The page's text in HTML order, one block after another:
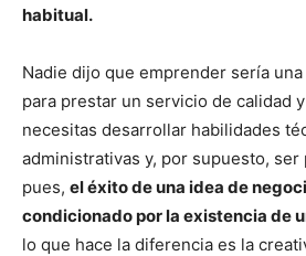
habitual.
Nadie dijo que emprender sería
para prestar un servicio de calidad
necesitas desarrollar habilidades
administrativas y, por supuesto,
pues, el éxito de una idea de
condicionado por la existencia de
lo que hace la diferencia es la